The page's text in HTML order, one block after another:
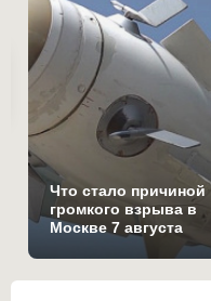
Что стало причиной
громкого взрыва в
Москве 7 августа